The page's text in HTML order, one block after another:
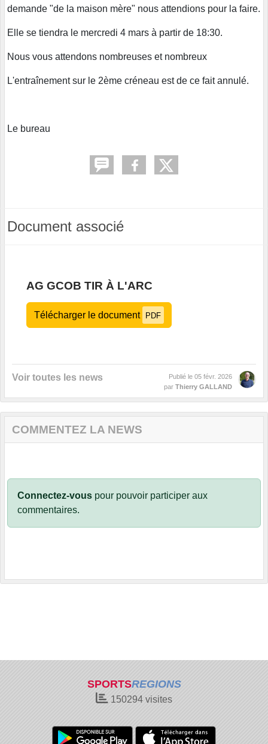
demande "de la maison mère" nous attendions pour la faire.
Elle se tiendra le mercredi 4 mars à partir de 18:30.
Nous vous attendons nombreuses et nombreux
L'entraînement sur le 2ème créneau est de ce fait annulé.
Le bureau
Document associé
AG GCOB TIR À L'ARC
Télécharger le document PDF
Voir toutes les news Publié le 05 févr. 2026
par Thierry GALLAND
COMMENTEZ LA NEWS
Connectez-vous pour pouvoir participer aux
commentaires.
SPORTSREGIONS
150294 visites